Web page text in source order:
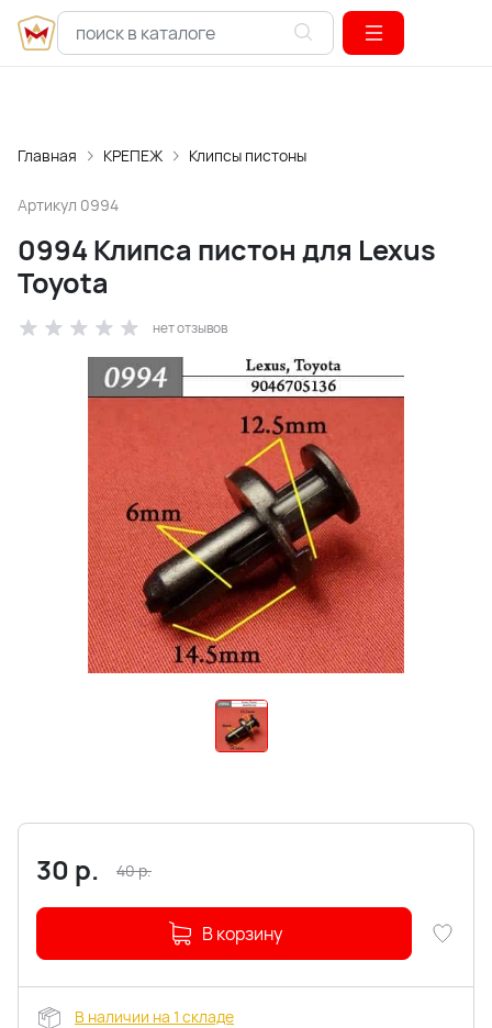
Главная КРЕПЕЖ Клипсы пистоны
Артикул 0994
0994 Клипса пистон для Lexus
Toyota
нет отзывов
30 р. 40р.
В корзину
В наличии на 1 складе